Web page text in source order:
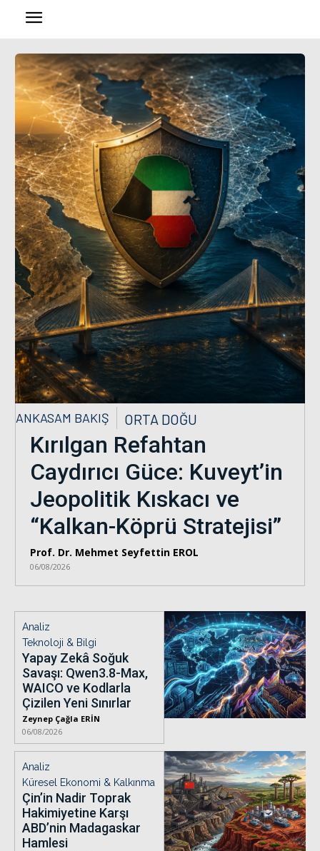
ANKASAM BAKIŞ ORTA DOĞU
Kırılgan Refahtan
Caydırıcı Güce: Kuveyt’in
Jeopolitik Kıskacı ve
“Kalkan-Köprü Stratejisi”
Prof. Dr. Mehmet Seyfettin EROL
06/08/2026
Analiz
Teknoloji & Bilgi
Yapay Zekâ Soğuk
Savaşı: Qwen3.8-Max,
WAICO ve Kodlarla
Çizilen Yeni Sınırlar
Zeynep Çağla ERİN
06/08/2026
Analiz
Küresel Ekonomi & Kalkınma
Çin’in Nadir Toprak
Hakimiyetine Karşı
ABD’nin Madagaskar
Hamlesi